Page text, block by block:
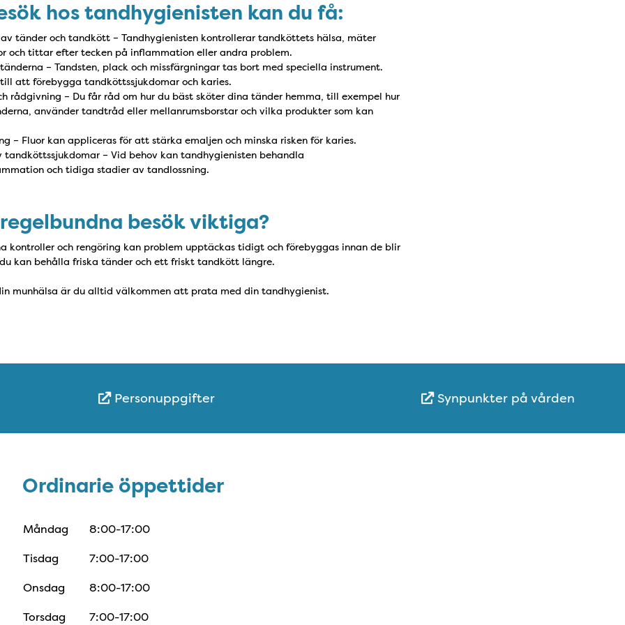
hos tandhygienisten kan du få:
av tänder och tandkött – Tandhygienisten kontrollerar tandköttets hälsa, mäter
och tittar efter tecken på inflammation eller andra problem.
– Tandsten, plack och missfärgningar tas bort med speciella instrument.
att förebygga tandköttssjukdomar och karies.
rådgivning – Du får råd om hur du bäst sköter dina tänder hemma, till exempel hur
använder tandtråd eller mellanrumsborstar och vilka produkter som kan
– Fluor kan appliceras för att stärka emaljen och minska risken för karies.
tandköttssjukdomar – Vid behov kan tandhygienisten behandla
och tidiga stadier av tandlossning.
besök viktiga?
kontroller och rengöring kan problem upptäckas tidigt och förebyggas innan de blir
kan behålla friska tänder och ett friskt tandkött längre.
munhälsa är du alltid välkommen att prata med din tandhygienist.
Personuppgifter Synpunkter på vården
Ordinarie öppettider
Ordinarie öppettider
Måndag
8:00-17:00
Tisdag
7:00-17:00
Onsdag
8:00-17:00
Torsdag
7:00-17:00